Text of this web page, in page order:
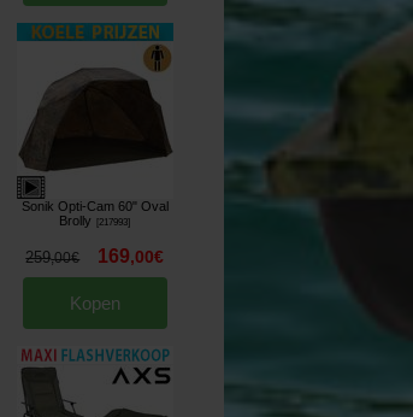
Sonik Opti-Cam 60" Oval
Brolly
217993]
259,00€ 169,00€
Kopen